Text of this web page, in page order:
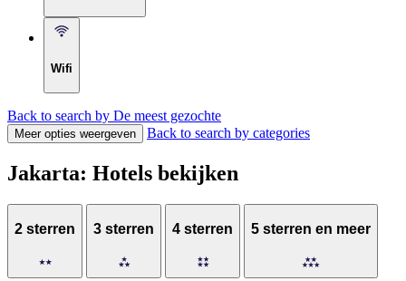
Wifi
Back to search by De meest gezochte
Meer opties weergeven Back to search by categories
Jakarta: Hotels bekijken
2 sterren 3 sterren 4 sterren 5 sterren en meer